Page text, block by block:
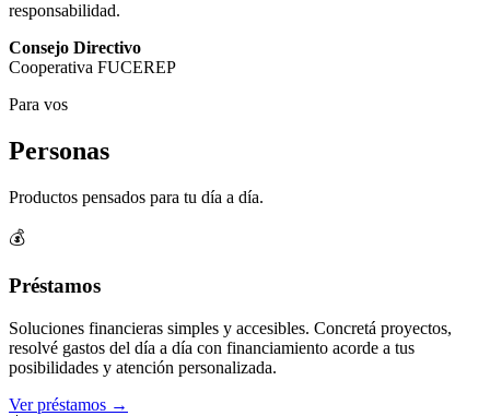
responsabilidad.
Consejo Directivo
Cooperativa FUCEREP
Para vos
Personas
Productos pensados para tu día a día.
💰
Préstamos
Soluciones financieras simples y accesibles. Concretá proyectos,
resolvé gastos del día a día con financiamiento acorde a tus
posibilidades y atención personalizada.
Ver préstamos →